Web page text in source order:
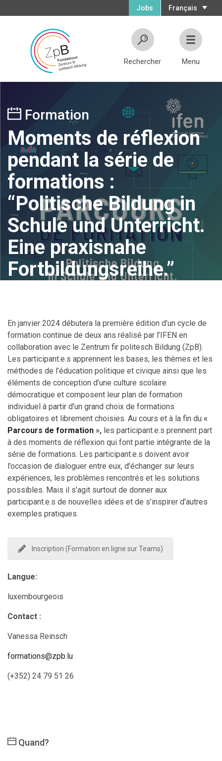
Français
Jobs
Rechercher Menu
Formation
Moments de réflexion
pendant la série de
formations :
“Politische Bildung in
Schule und Unterricht.
Eine praxisnahe
Fortbildungsreihe.”
En janvier 2024 débutera la première édition d’un cycle de
formation continue de deux ans réalisé par l’IFEN en
collaboration avec le Zentrum fir politesch Bildung (ZpB).
Les participant.e.s apprennent les bases, les thèmes et les
méthodes de l’éducation politique et civique ainsi que les
éléments de conception d’une culture scolaire
démocratique et composent leur plan de formation
individuel à partir d’un grand choix de formations
obligatoires et librement choisies. Au cours et à la fin du «
Parcours de formation », les participant.e.s prennent part
à des moments de réflexion qui font partie intégrante de la
série de formations. Les participant.e.s doivent avoir
l’occasion de dialoguer entre eux, d’échanger sur leurs
expériences, les problèmes rencontrés et les solutions
possibles. Mais il s’agit surtout de donner aux
participant.e.s de nouvelles idées et de s’inspirer d’autres
exemples pratiques.
Inscription (Formation en ligne sur Teams)
Langue:
luxembourgeois
Contact :
Vanessa Reinsch
formations@zpb.lu
(+352) 24 79 51 26
Quand?